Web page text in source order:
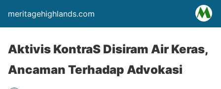
meritagehighlands.com
Aktivis KontraS Disiram Air Keras,
Ancaman Terhadap Advokasi